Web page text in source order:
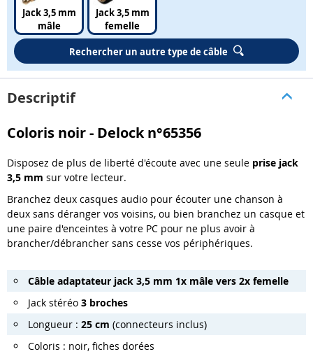
Jack 3,5 mm
mâle
Jack 3,5 mm
femelle
Rechercher un autre type de câble
Descriptif
Coloris noir - Delock n°65356
Disposez de plus de liberté d'écoute avec une seule prise jack
3,5 mm sur votre lecteur.
Branchez deux casques audio pour écouter une chanson à
deux sans déranger vos voisins, ou bien branchez un casque et
une paire d'enceintes à votre PC pour ne plus avoir à
brancher/débrancher sans cesse vos périphériques.
Câble adaptateur jack 3,5 mm 1x mâle vers 2x femelle
Jack stéréo 3 broches
Longueur : 25 cm (connecteurs inclus)
Coloris : noir, fiches dorées